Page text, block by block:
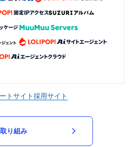
トサイト採用サイト
り組み